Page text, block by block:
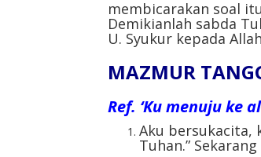
membicarakan soal
Demikianlah sabda
U. Syukur kepada
MAZMUR
Ref. ‘Ku menuju ke
Aku bersukacita,
Tuhan.”